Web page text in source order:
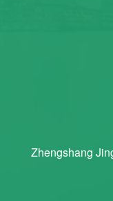
Zhengshang